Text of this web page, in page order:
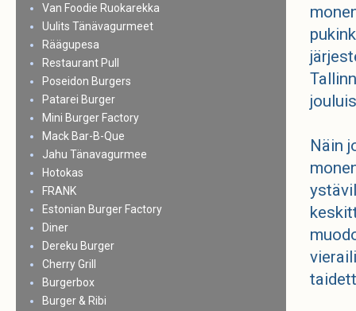
Näin
Van Foodie Ruokarekka
Uulits Tänävagurmeet
Räägupesa
Restaurant Pull
Poseidon Burgers
Patarei Burger
Mini Burger Factory
Mack Bar-B-Que
Jahu Tänavagurmee
Hotokas
FRANK
Estonian Burger Factory
Diner
Dereku Burger
Cherry Grill
Burgerbox
Burger & Ribi